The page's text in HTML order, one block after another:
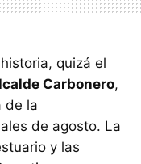
quizá el
Carbonero,
de la
de agosto. La
y las